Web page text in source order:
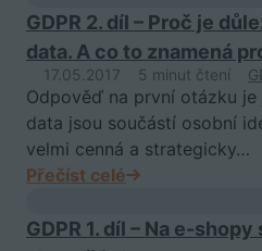
GDPR 2. díl – Proč je
data. A co to znamená
17.05.2017 5 minut čtení
Odpověď na první otázku je
data jsou součástí osobní
velmi cenná a strategicky…
Přečíst celé
GDPR 1. díl – Na e-